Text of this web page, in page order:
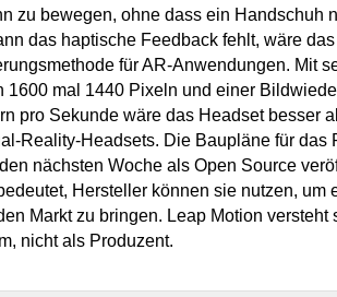
zu bewegen, ohne dass ein Handschuh
das haptische Feedback fehlt, wäre
für AR-Anwendungen. Mit
1600 mal 1440 Pixeln und einer
pro Sekunde wäre das Headset besser
Reality-Headsets. Die Baupläne für das
nächsten Woche als Open Source
Hersteller können sie nutzen, um
Markt zu bringen. Leap Motion versteht
nicht als Produzent.